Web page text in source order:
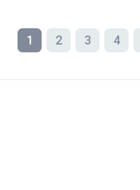
1 2 3 4